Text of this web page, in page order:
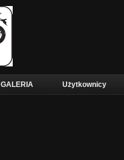
GALERIA Użytkownicy